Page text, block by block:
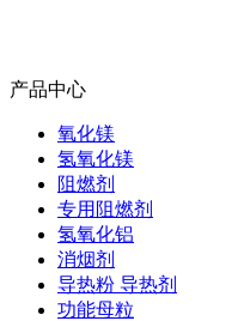
产品中心
氧化镁
氢氧化镁
阻燃剂
专用阻燃剂
氢氧化铝
消烟剂
导热粉 导热剂
功能母粒